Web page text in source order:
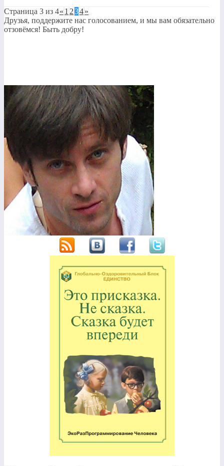
Страница 3 из 4« 1 234»
Друзья, поддержите нас голосованием, и мы вам обязательно
отзовёмся! Быть добру!